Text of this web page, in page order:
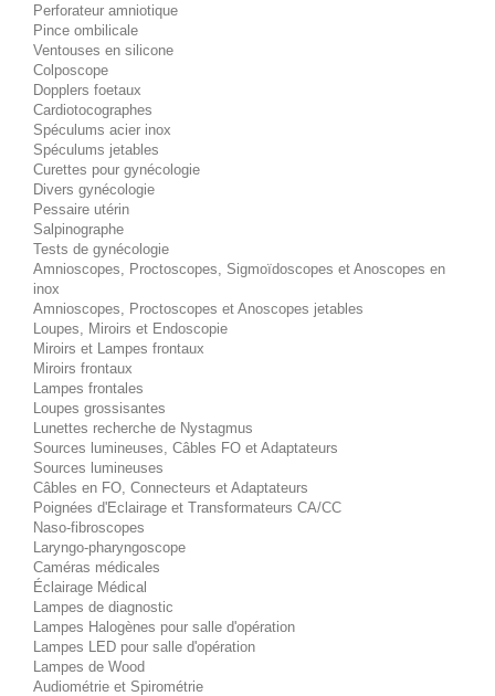
Perforateur amniotique
Pince ombilicale
Ventouses en silicone
Colposcope
Dopplers foetaux
Cardiotocographes
Spéculums acier inox
Spéculums jetables
Curettes pour gynécologie
Divers gynécologie
Pessaire utérin
Salpinographe
Tests de gynécologie
Amnioscopes, Proctoscopes, Sigmoïdoscopes et Anoscopes en
inox
Amnioscopes, Proctoscopes et Anoscopes jetables
Loupes, Miroirs et Endoscopie
Miroirs et Lampes frontaux
Miroirs frontaux
Lampes frontales
Loupes grossisantes
Lunettes recherche de Nystagmus
Sources lumineuses, Câbles FO et Adaptateurs
Sources lumineuses
Câbles en FO, Connecteurs et Adaptateurs
Poignées d'Eclairage et Transformateurs CA/CC
Naso-fibroscopes
Laryngo-pharyngoscope
Caméras médicales
Éclairage Médical
Lampes de diagnostic
Lampes Halogènes pour salle d'opération
Lampes LED pour salle d'opération
Lampes de Wood
Audiométrie et Spirométrie